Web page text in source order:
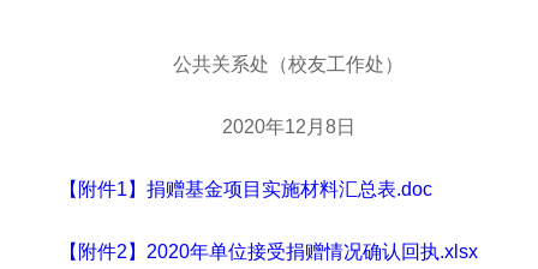
公共关系处（校友工作处）
2020年12月8日
【附件1】捐赠基金项目实施材料汇总表.doc
【附件2】2020年单位接受捐赠情况确认回执.xlsx